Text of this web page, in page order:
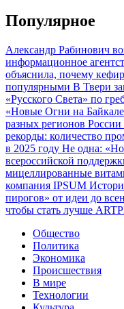
Популярное
Александр Рабинович
информационное
объяснила, почему
популярными В Твери
«Русского Света» по
«Новые Огни на
разных регионов России
рекорды: количество
в 2025 году Не одна:
всероссийской
мицеллированные
компания IPSUM
пирогов» от идеи до
чтобы стать лучше
Общество
Политика
Экономика
Происшествия
В мире
Технологии